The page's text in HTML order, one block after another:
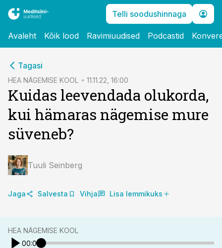
Telli soodushinnaga
Avaleht Kõik lood Ravimiuudised Podcastid
Tagasi
HEA NÄGEMISE KOOL 11.11.22, 16:00
Kuidas leevendada olukorda,
kui hämaras nägemise mure
süveneb?
Tuuli Seinberg
Jaga Salvesta Vihja Lisa lemmikuks
HEA NÄGEMISE KOOL
00:00